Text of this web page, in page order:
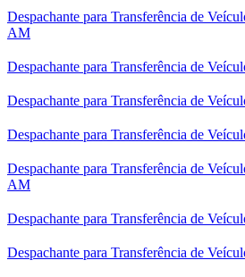
Despachante para Transferência de
AM
Despachante para Transferência de
Despachante para Transferência de
Despachante para Transferência de
Despachante para Transferência de
AM
Despachante para Transferência de
Despachante para Transferência de